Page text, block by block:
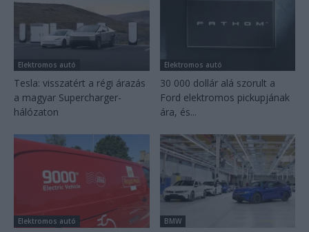
Elektromos autó
Tesla: visszatért a régi árazás
a magyar Supercharger-
hálózaton
Elektromos autó
30 000 dollár alá szorult a
Ford elektromos pickupjának
ára, és...
Elektromos autó BMW